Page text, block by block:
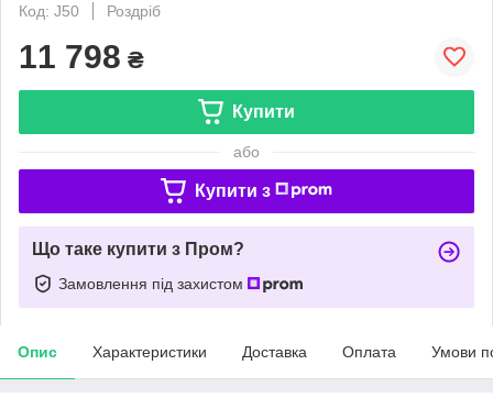
Код: J50
Роздріб
11 798 ₴
Купити
або
Купити з
Що таке купити з Пром?
Замовлення під захистом
Опис Характеристики Доставка Оплата Умови